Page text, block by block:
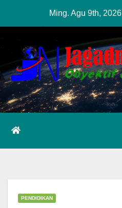
content
Ming. Agu 9th, 2026
PENDIDIKAN